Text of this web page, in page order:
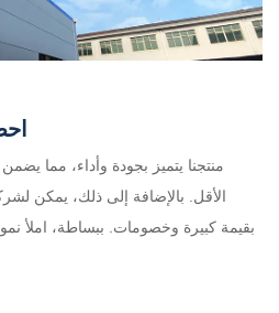
الأقل. بالإضافة إلى ذلك، يمكن
بقيمة كبيرة وخصومات. ببساطة، املأ